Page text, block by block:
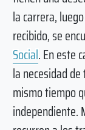
la carrera,
recibido, se
Social. En este
la necesidad
mismo tiempo
independiente.